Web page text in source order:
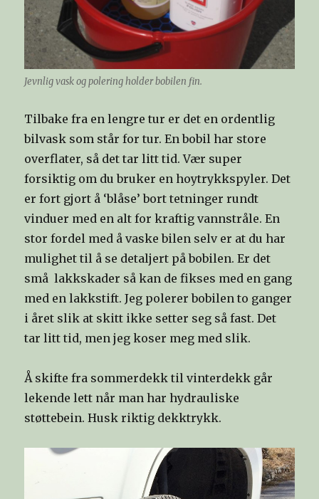
Jevnlig vask og polering holder bobilen fin.
Tilbake fra en lengre tur er det en ordentlig
bilvask som står for tur. En bobil har store
overflater, så det tar litt tid. Vær super
forsiktig om du bruker en hoytrykkspyler. Det
er fort gjort å ‘blåse’ bort tetninger rundt
vinduer med en alt for kraftig vannstråle. En
stor fordel med å vaske bilen selv er at du har
mulighet til å se detaljert på bobilen. Er det
små lakkskader så kan de fikses med en gang
med en lakkstift. Jeg polerer bobilen to ganger
i året slik at skitt ikke setter seg så fast. Det
tar litt tid, men jeg koser meg med slik.
Å skifte fra sommerdekk til vinterdekk går
lekende lett når man har hydrauliske
støttebein. Husk riktig dekktrykk.